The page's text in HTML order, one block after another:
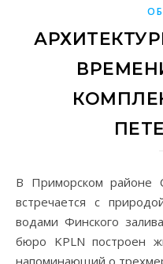
В Приморском районе Санкт-Петербурга, где город
встречается с
водами Финского
бюро KPLN построен
напоминающий о